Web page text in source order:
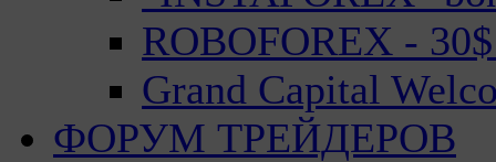
ROBOFOREX -
Grand Capital
ФОРУМ ТРЕЙДЕРОВ